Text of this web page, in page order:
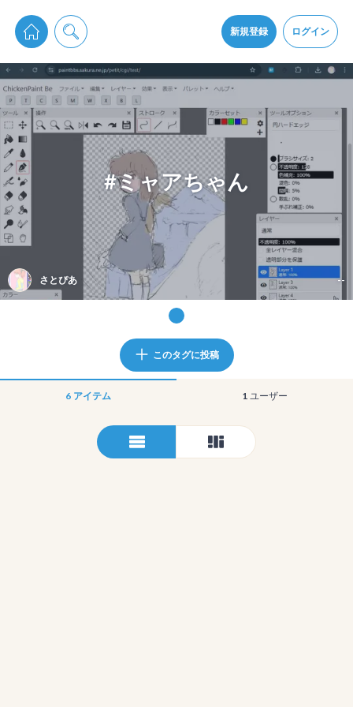
新規登録 ログイン
pixiv Sketchは2024年5月28日付で プライパシーポリシーを改定しました。
通知を受け取るにはここをクリックします
pixiv Sketchアプリでさらに快適に！
アプリをインストール
#ミャアちゃん
さとぴあ --
このタグに投稿
6 アイテム 1 ユーザー